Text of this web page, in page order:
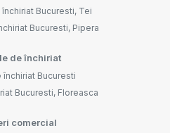
Bucuresti, Tei
Bucuresti, Pipera
de închiriat
închiriat Bucuresti
Bucuresti, Floreasca
comercial